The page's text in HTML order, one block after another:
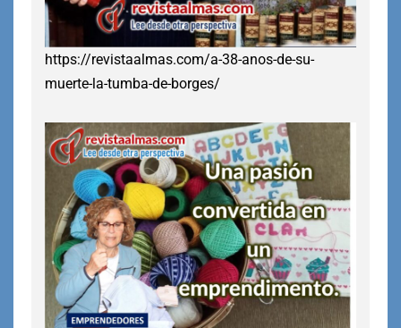
https://revistaalmas.com/a-38-anos-de-su-
muerte-la-tumba-de-borges/